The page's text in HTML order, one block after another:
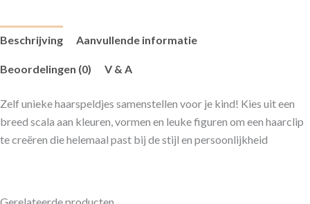
Beschrijving Aanvullende informatie
Beoordelingen (0) V & A
Zelf unieke haarspeldjes samenstellen voor je kind! Kies uit een
breed scala aan kleuren, vormen en leuke figuren om een haarclip
te creëren die helemaal past bij de stijl en persoonlijkheid
Gerelateerde producten